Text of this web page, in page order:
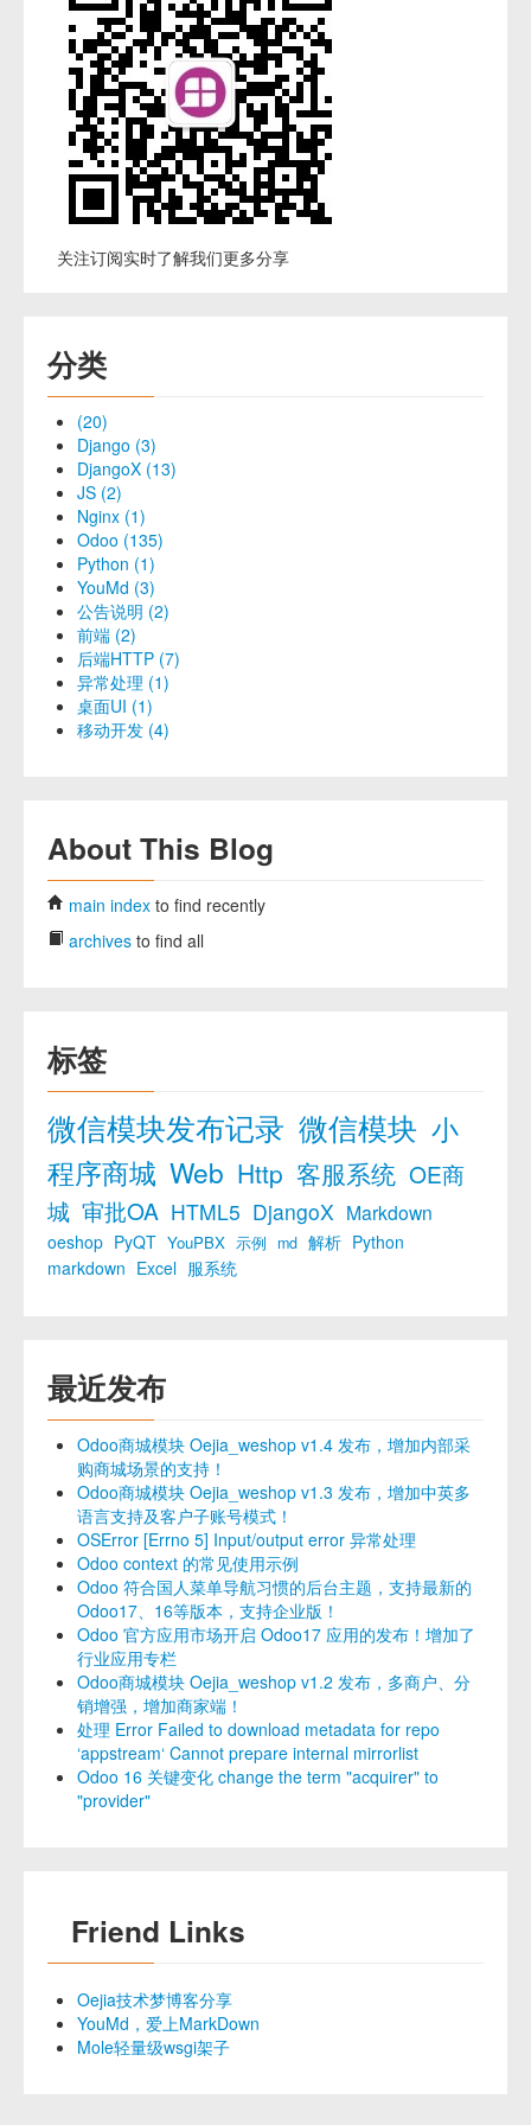
关注订阅实时了解我们更多分享
分类
(20)
Django (3)
DjangoX (13)
JS (2)
Nginx (1)
Odoo (135)
Python (1)
YouMd (3)
公告说明 (2)
前端 (2)
后端HTTP (7)
异常处理 (1)
桌面UI (1)
移动开发 (4)
About This Blog
main index to find recently
archives to find all
标签
微信模块发布记录 微信模块 小
程序商城 Web Http 客服系统 OE商
城 审批OA HTML5 DjangoX Markdown
oeshop PyQT YouPBX 示例 md 解析 Python
markdown Excel 服系统
最近发布
Odoo商城模块 Oejia_weshop v1.4 发布，增加内部采
购商城场景的支持！
Odoo商城模块 Oejia_weshop v1.3 发布，增加中英多
语言支持及客户子账号模式！
OSError [Errno 5] Input/output error 异常处理
Odoo context 的常见使用示例
Odoo 符合国人菜单导航习惯的后台主题，支持最新的
Odoo17、16等版本，支持企业版！
Odoo 官方应用市场开启 Odoo17 应用的发布！增加了
行业应用专栏
Odoo商城模块 Oejia_weshop v1.2 发布，多商户、分
销增强，增加商家端！
处理 Error Failed to download metadata for repo
‘appstream‘ Cannot prepare internal mirrorlist
Odoo 16 关键变化 change the term "acquirer" to
"provider"
Friend Links
Oejia技术梦博客分享
YouMd，爱上MarkDown
Mole轻量级wsgi架子